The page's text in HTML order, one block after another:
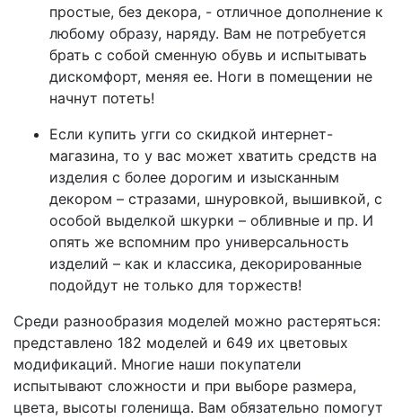
простые, без декора, - отличное дополнение к
любому образу, наряду. Вам не потребуется
брать с собой сменную обувь и испытывать
дискомфорт, меняя ее. Ноги в помещении не
начнут потеть!
Если купить угги со скидкой интернет-
магазина, то у вас может хватить средств на
изделия с более дорогим и изысканным
декором – стразами, шнуровкой, вышивкой, с
особой выделкой шкурки – обливные и пр. И
опять же вспомним про универсальность
изделий – как и классика, декорированные
подойдут не только для торжеств!
Среди разнообразия моделей можно растеряться:
представлено 182 моделей и 649 их цветовых
модификаций. Многие наши покупатели
испытывают сложности и при выборе размера,
цвета, высоты голенища. Вам обязательно помогут